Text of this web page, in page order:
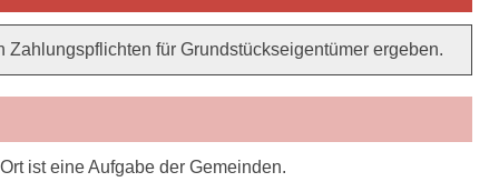
für Grundstückseigentümer ergeben.
ist eine Aufgabe der Gemeinden.